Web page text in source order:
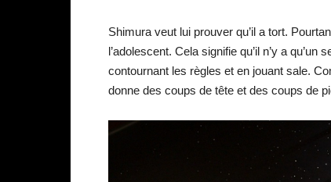
Shimura veut lui prouver qu’il a tort.
l’adolescent. Cela signifie qu’il n’y a
contournant les règles et en jouant sale.
donne des coups de tête et des coups de